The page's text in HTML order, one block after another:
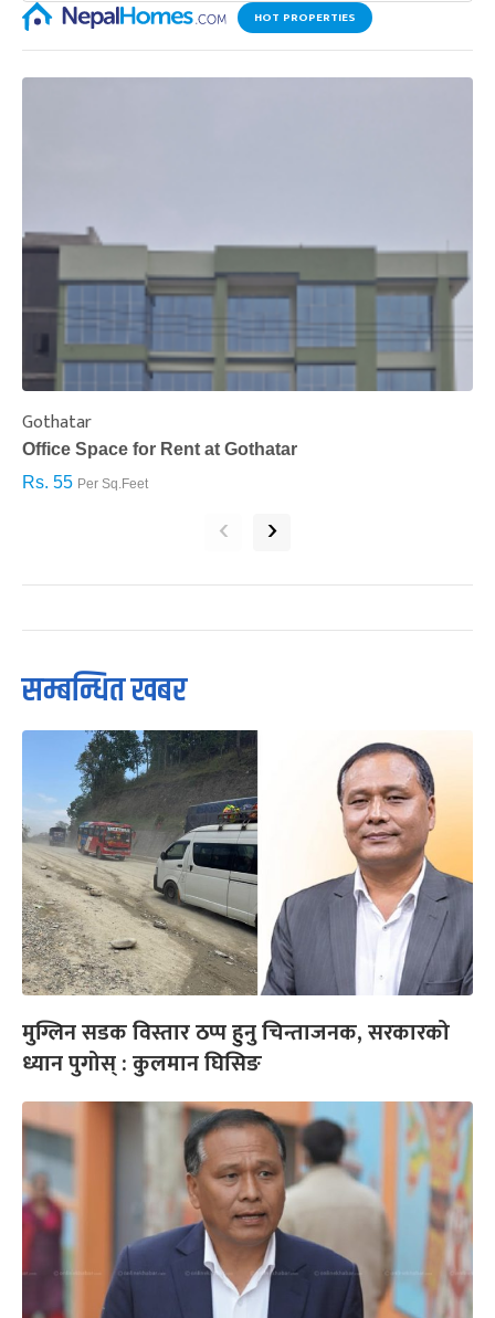
HOT PROPERTIES
Gothatar
Office Space for Rent at Gothatar
Rs. 55 Per Sq.Feet
‹ ›
सम्बन्धित खबर
मुग्लिन सडक विस्तार ठप्प हुनु चिन्ताजनक, सरकारको
ध्यान पुगोस् : कुलमान घिसिङ